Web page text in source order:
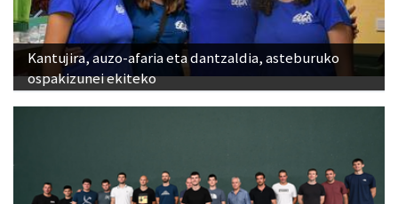
Kantujira, auzo-afaria eta dantzaldia, asteburuko
ospakizunei ekiteko